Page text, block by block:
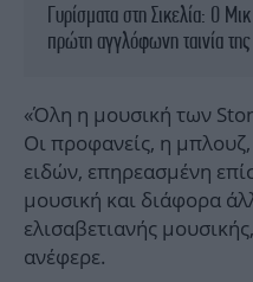
Γυρίσματα στη Σικελία: Ο
πρώτη αγγλόφωνη ταινία
«Όλη η μουσική των
Οι προφανείς, η
ειδών, επηρεασμένη
μουσική και διάφορα
ελισαβετιανής
ανέφερε.